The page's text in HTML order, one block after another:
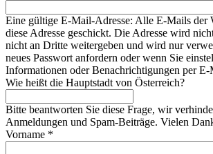
Eine gültige E-Mail-Adresse: Alle E-Mails der
diese Adresse geschickt. Die Adresse wird
nicht an Dritte weitergeben und wird nur
neues Passwort anfordern oder wenn Sie
Informationen oder Benachrichtigungen per E-
Wie heißt die Hauptstadt von Österreich?
Bitte beantworten Sie diese Frage, wir
Anmeldungen und Spam-Beiträge. Vielen
Vorname *